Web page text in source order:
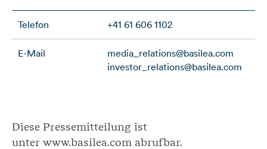
Telefon +41 61 606 1102
E-Mail
media_relations@basilea.com
investor_relations@basilea.com
Diese Pressemitteilung ist
unter www.basilea.com abrufbar.